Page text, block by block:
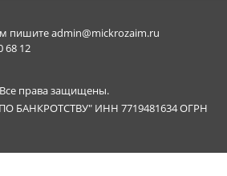
пишитеadmin@mickrozaim.ru
68 12
права защищены.
БАНКРОТСТВУ" ИНН 7719481634 ОГРН